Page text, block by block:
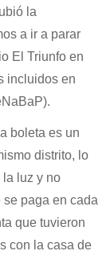
la
a ir a parar
El Triunfo en
incluidos en
boleta es un
distrito, lo
la luz y no
se paga en cada
que tuvieron
con la casa de